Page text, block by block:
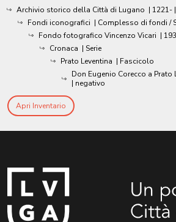
Archivio storico della Città di Lugano | 1221-
Fondi iconografici | Complesso di fondi /
Fondo fotografico Vincenzo Vicari |
Cronaca | Serie
Prato Leventina | Fascicolo
Don Eugenio Corecco a Prato
| negativo
Apri Inventario